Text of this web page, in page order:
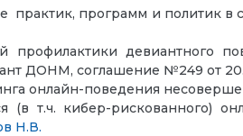
практик, программ и политик
девиантного
ДОНМ, соглашение №249 от
онлайн-поведения
(в т.ч. кибер-рискованного)
Н.В.